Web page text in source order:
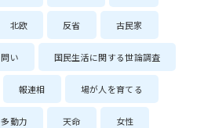
北欧 反省 古民家
問い 国民生活に関する世論調査
報連相 場が人を育てる
多動力 天命 女性